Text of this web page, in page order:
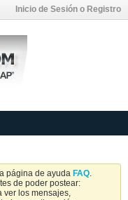
Inicio de Sesión o Registro
página de ayuda FAQ.
de poder postear:
ver los mensajes,